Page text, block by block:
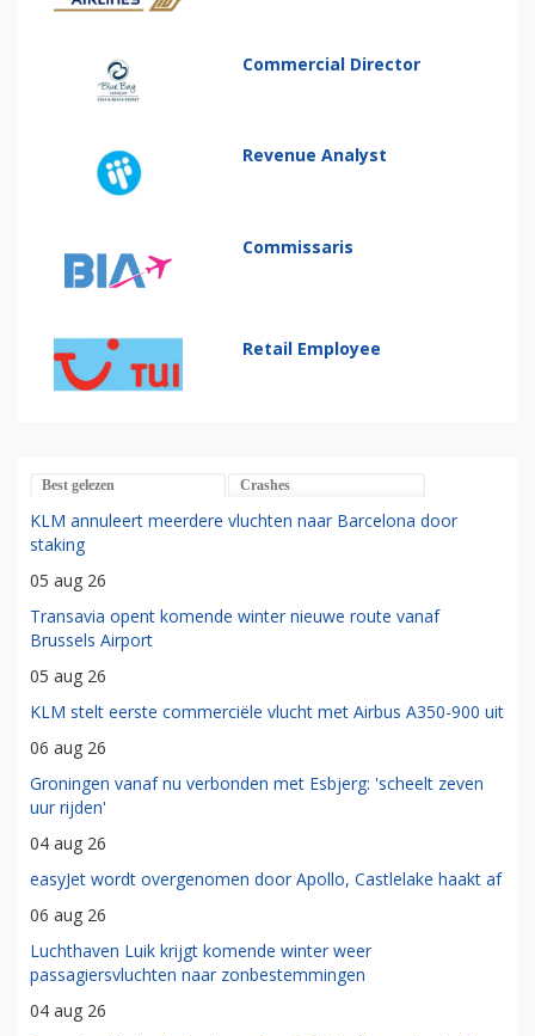
Commercial Director
Revenue Analyst
Commissaris
Retail Employee
Best gelezen Crashes
KLM annuleert meerdere vluchten naar Barcelona door
staking
05 aug 26
Transavia opent komende winter nieuwe route vanaf
Brussels Airport
05 aug 26
KLM stelt eerste commerciële vlucht met Airbus A350-900 uit
06 aug 26
Groningen vanaf nu verbonden met Esbjerg: 'scheelt zeven
uur rijden'
04 aug 26
easyJet wordt overgenomen door Apollo, Castlelake haakt af
06 aug 26
Luchthaven Luik krijgt komende winter weer
passagiersvluchten naar zonbestemmingen
04 aug 26